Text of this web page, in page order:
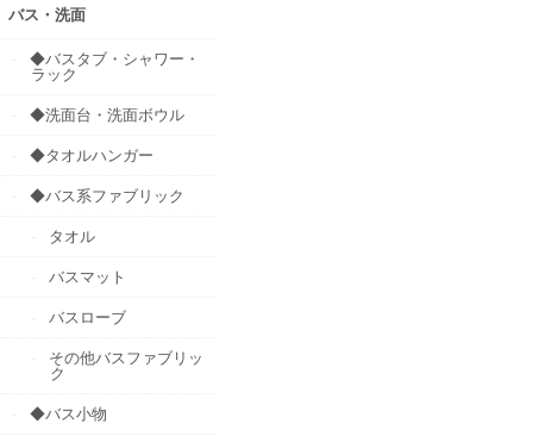
バス・洗面
◆バスタブ・シャワー・
ラック
◆洗面台・洗面ボウル
◆タオルハンガー
◆バス系ファブリック
タオル
バスマット
バスローブ
その他バスファブリッ
ク
◆バス小物